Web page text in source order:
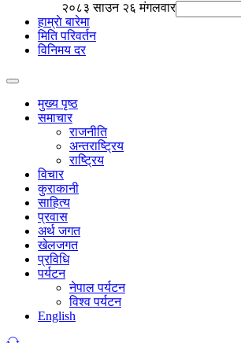
२०८३ साउन २६ मंगलवार
हाम्राे बारेमा
मिति परिवर्तन
विनिमय दर
मुख्य पृष्ठ
समाचार
राजनीति
अन्तराष्ट्रिय
राष्ट्रिय
विचार
कुराकानी
साहित्य
प्रवास
अर्थ जगत
खेलजगत
प्रविधि
पर्यटन
नेपाल पर्यटन
विश्व पर्यटन
English